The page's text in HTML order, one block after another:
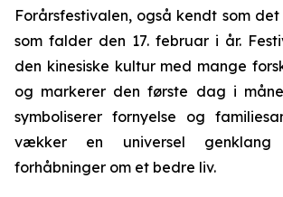
Forårsfestivalen, også kendt som det
som falder den 17. februar i år.
den kinesiske kultur med mange
og markerer den første dag i
symboliserer fornyelse og
vækker en universel
forhåbninger om et bedre liv.